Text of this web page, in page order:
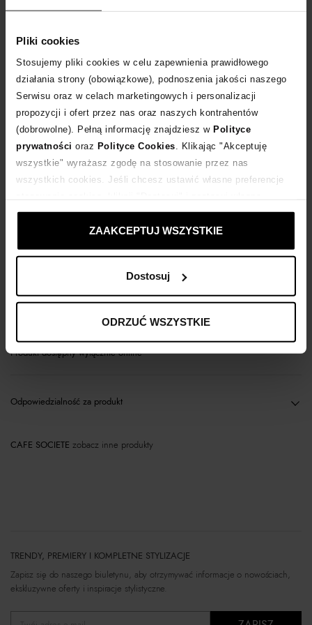
Pliki cookies
Stosujemy pliki cookies w celu zapewnienia prawidłowego
działania strony (obowiązkowe), podnoszenia jakości naszego
Serwisu oraz w celach marketingowych i personalizacji
propozycji i ofert przez nas oraz naszych kontrahentów
(dobrowolne). Pełną informację znajdziesz w Polityce
prywatności oraz Polityce Cookies . Klikając "Akceptuję
wszystkie" wyrażasz zgodę na stosowanie przez nas
wszystkich cookies. Jeśli chcesz ustawić własne preferencje
ustawienia prywatności.
ZAAKCEPTUJ WSZYSTKIE
Dostosuj
ODRZUĆ WSZYSTKIE
14 dni na zwrot towaru
+80 punktów zyskujesz w Klubie Korzyści
Kup teraz, Zapłać później!
Materiał
Produkt dostępny wyłącznie online
Odpowiedzialność za produkt
CAFE SOCIETE zobacz inne produkty
TRENDY, PREMIERY I KOMPLETNE STYLIZACJE
Zapisz się do naszego biuletynu, aby otrzymywać informacje o nowościach,
ekskluzywne oferty i inspiracje stylistyczne.